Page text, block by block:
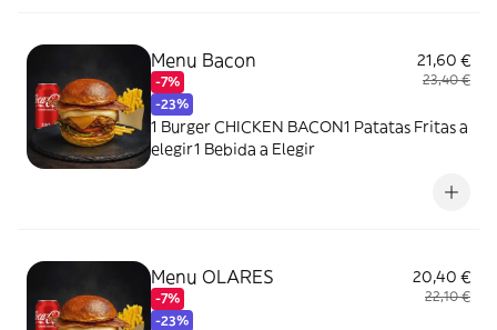
Menu Bacon
-7%
-23%
21,60 €
23,40 €
1 Burger CHICKEN BACON1 Patatas Fritas a
elegir1 Bebida a Elegir
Menu OLARES
-7%
-23%
20,40 €
22,10 €